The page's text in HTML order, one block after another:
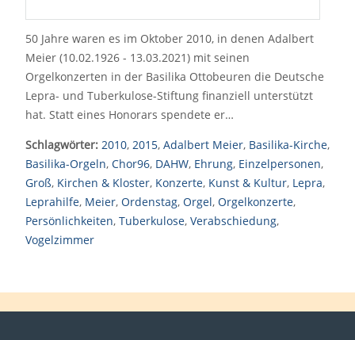
50 Jahre waren es im Oktober 2010, in denen Adalbert
Meier (10.02.1926 - 13.03.2021) mit seinen
Orgelkonzerten in der Basilika Ottobeuren die Deutsche
Lepra- und Tuberkulose-Stiftung finanziell unterstützt
hat. Statt eines Honorars spendete er…
Schlagwörter: 2010, 2015, Adalbert Meier, Basilika-Kirche,
Basilika-Orgeln, Chor96, DAHW, Ehrung, Einzelpersonen,
Groß, Kirchen & Kloster, Konzerte, Kunst & Kultur, Lepra,
Leprahilfe, Meier, Ordenstag, Orgel, Orgelkonzerte,
Persönlichkeiten, Tuberkulose, Verabschiedung,
Vogelzimmer